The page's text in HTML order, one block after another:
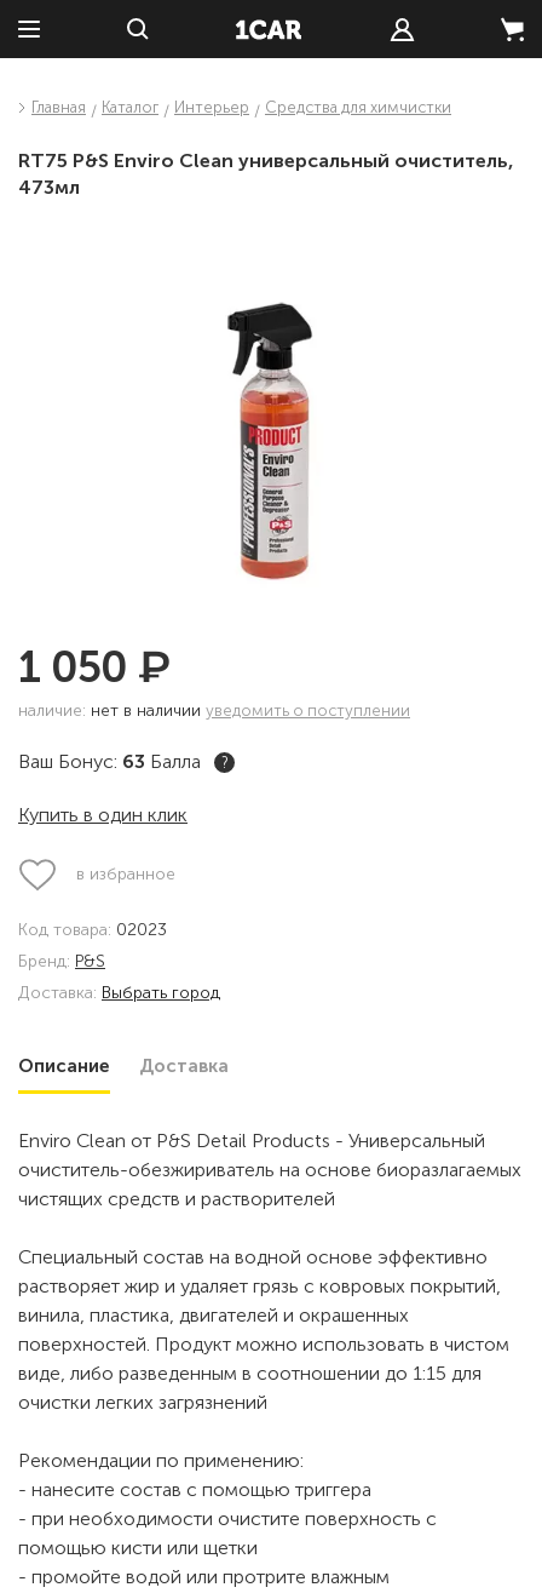
Главная Каталог Интерьер Средства для химчистки
RT75 P&S Enviro Clean универсальный очиститель,
473мл
1 050 ₽
наличие: нет в наличии уведомить о поступлении
Ваш Бонус: 63 Балла ?
Купить в один клик
в избранное
Код товара: 02023
Бренд: P&S
Доставка: Выбрать город
Описание Доставка
Enviro Clean от P&S Detail Products - Универсальный
очиститель-обезжириватель на основе биоразлагаемых
чистящих средств и растворителей
Специальный состав на водной основе эффективно
растворяет жир и удаляет грязь с ковровых покрытий,
винила, пластика, двигателей и окрашенных
поверхностей. Продукт можно использовать в чистом
виде, либо разведенным в соотношении до 1:15 для
очистки легких загрязнений
Рекомендации по применению:
- нанесите состав с помощью триггера
- при необходимости очистите поверхность с
помощью кисти или щетки
- промойте водой или протрите влажным